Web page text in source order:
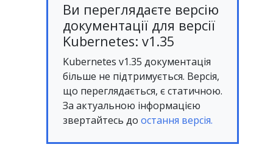
Ви переглядаєте версію
документації для версії
Kubernetes: v1.35
Kubernetes v1.35 документація
більше не підтримується. Версія,
що переглядається, є статичною.
За актуальною інформацією
звертайтесь до остання версія.